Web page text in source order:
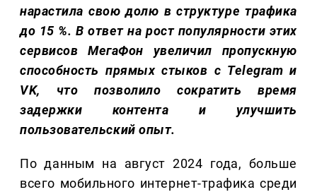
нарастила свою долю в структуре трафика
до 15 %. В ответ на рост популярности этих
сервисов МегаФон увеличил пропускную
способность прямых стыков с Telegram и
VK, что позволило сократить время
задержки контента и улучшить
пользовательский опыт.
По данным на август 2024 года, больше
всего мобильного интернет-трафика среди